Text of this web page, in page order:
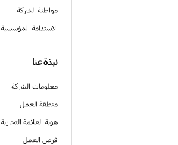
مواطنة الشركة
الاستدامة المؤسسية
نبذة عنا
معلومات الشركة
منطقة العمل
هوية العلامة التجارية
فرص العمل